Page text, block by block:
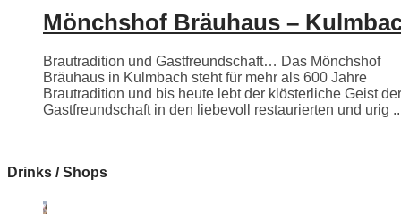
Mönchshof Bräuhaus –
Brautradition und Gastfreundschaft… Das Mönchshof
Bräuhaus in Kulmbach steht für mehr als 600 Jahre
Brautradition und bis heute lebt der klösterliche Geist der
Gastfreundschaft in den liebevoll restaurierten und urig
Drinks / Shops